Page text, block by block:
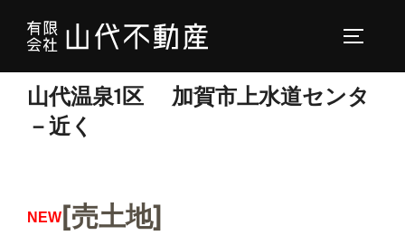
山代温泉1区 加賀市上水道センタ
－近く
NEW[売土地]